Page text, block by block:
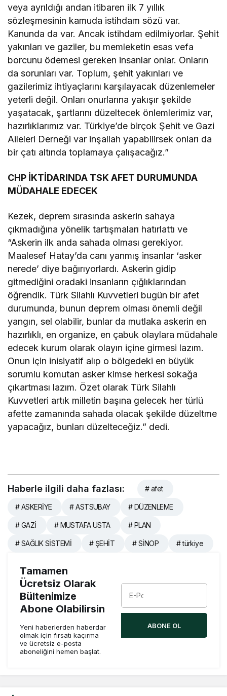
veya ayrıldığı andan itibaren ilk 7 yıllık
sözleşmesinin kamuda istihdam sözü var.
Kanunda da var. Ancak istihdam edilmiyorlar. Şehit
yakınları ve gaziler, bu memleketin esas vefa
borcunu ödemesi gereken insanlar onlar. Onların
da sorunları var. Toplum, şehit yakınları ve
gazilerimiz ihtiyaçlarını karşılayacak düzenlemeler
yeterli değil. Onları onurlarına yakışır şekilde
yaşatacak, şartlarını düzeltecek önlemlerimiz var,
hazırlıklarımız var. Türkiye’de birçok Şehit ve Gazi
Aileleri Derneği var inşallah yapabilirsek onları da
bir çatı altında toplamaya çalışacağız.”
CHP İKTİDARINDA TSK AFET DURUMUNDA
MÜDAHALE EDECEK
Kezek, deprem sırasında askerin sahaya
çıkmadığına yönelik tartışmaları hatırlattı ve
“Askerin ilk anda sahada olması gerekiyor.
Maalesef Hatay’da canı yanmış insanlar ‘asker
nerede’ diye bağırıyorlardı. Askerin gidip
gitmediğini oradaki insanların çığlıklarından
öğrendik. Türk Silahlı Kuvvetleri bugün bir afet
durumunda, bunun deprem olması önemli değil
yangın, sel olabilir, bunlar da mutlaka askerin en
hazırlıklı, en organize, en çabuk olaylara müdahale
edecek kurum olarak olayın içine girmesi lazım.
Onun için inisiyatif alıp o bölgedeki en büyük
sorumlu komutan asker kimse herkesi sokağa
çıkartması lazım. Özet olarak Türk Silahlı
Kuvvetleri artık milletin başına gelecek her türlü
afette zamanında sahada olacak şekilde düzeltme
yapacağız, bunları düzelteceğiz.” dedi.
Haberle ilgili daha fazlası: # afet
# ASKERİYE # ASTSUBAY # DÜZENLEME
# GAZİ # MUSTAFA USTA # PLAN
# SAĞLIK SİSTEMİ # ŞEHİT # SİNOP # türkiye
Tamamen
Ücretsiz Olarak
Bültenimize
Abone Olabilirsin
Yeni haberlerden haberdar
olmak için fırsatı kaçırma
ve ücretsiz e-posta
aboneliğini hemen başlat.
ABONE OL